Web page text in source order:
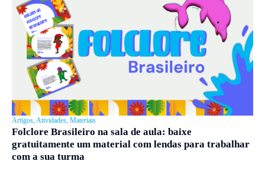
Artigos,Atividades, Materiais
Folclore Brasileiro na sala de aula: baixe
gratuitamente um material com lendas para trabalhar
com a sua turma